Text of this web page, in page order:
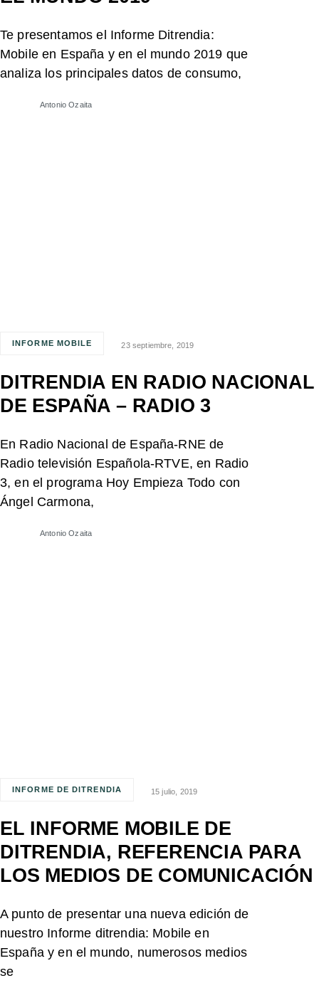
Te presentamos el Informe Ditrendia:
Mobile en España y en el mundo 2019 que
analiza los principales datos de consumo,
Antonio Ozaita
INFORME MOBILE 23 septiembre, 2019
DITRENDIA EN RADIO NACIONAL
DE ESPAÑA – RADIO 3
En Radio Nacional de España-RNE de
Radio televisión Española-RTVE, en Radio
3, en el programa Hoy Empieza Todo con
Ángel Carmona,
Antonio Ozaita
INFORME DE DITRENDIA 15 julio, 2019
EL INFORME MOBILE DE
DITRENDIA, REFERENCIA PARA
LOS MEDIOS DE COMUNICACIÓN
A punto de presentar una nueva edición de
nuestro Informe ditrendia: Mobile en
España y en el mundo, numerosos medios
se